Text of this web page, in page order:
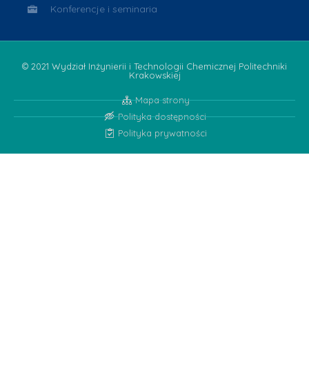
Konferencje i seminaria
© 2021 Wydział Inżynierii i Technologii Chemicznej Politechniki
Krakowskiej
Mapa strony
Polityka dostępności
Polityka prywatności